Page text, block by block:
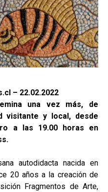
– 22.02.2022
una vez más, de
visitante y local, desde
a las 19.00 horas en
autodidacta nacida en
20 años a la creación de
Fragmentos de Arte,